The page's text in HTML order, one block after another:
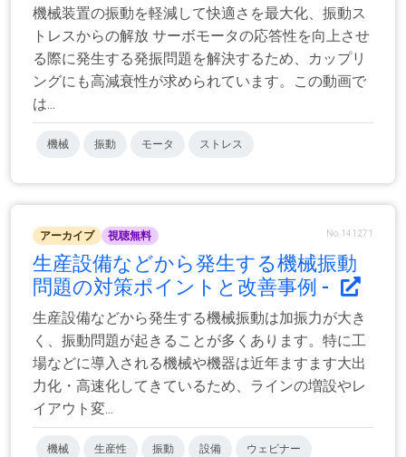
機械装置の振動を軽減して快適さを最大化、振動ス
トレスからの解放 サーボモータの応答性を向上させ
る際に発生する発振問題を解決するため、カップリ
ングにも高減衰性が求められています。この動画で
は...
機械 振動 モータ ストレス
アーカイブ 視聴無料 No.141271
生産設備などから発生する機械振動
問題の対策ポイントと改善事例 -
生産設備などから発生する機械振動は加振力が大き
く、振動問題が起きることが多くあります。特に工
場などに導入される機械や機器は近年ますます大出
力化・高速化してきているため、ラインの増設やレ
イアウト変...
機械 生産性 振動 設備 ウェビナー